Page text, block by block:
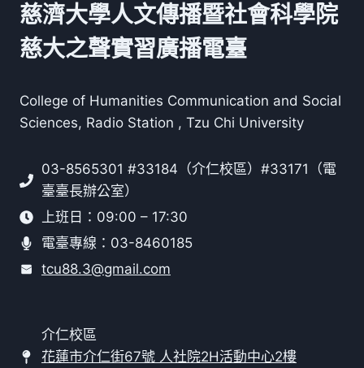
慈濟大學人文傳播暨社會科學院
慈大之聲實習廣播電臺
College of Humanities Communication and Social
Sciences, Radio Station , Tzu Chi University
03-8565301 #33184（介仁校區）#33171（電
臺臺長辦公室）
上班日：09:00 – 17:30
電臺專線：03-8460185
tcu88.3@gmail.com
介仁校區
花蓮市介仁街67號 人社院2H活動中心2樓